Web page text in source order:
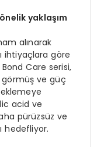
önelik yaklaşım
alınarak
ihtiyaçlara göre
Care serisi,
ve güç
acid ve
pürüzsüz ve
hedefliyor.